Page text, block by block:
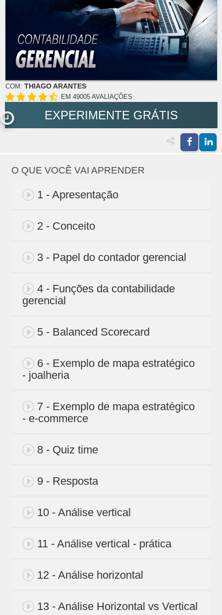
COM: THIAGO ARANTES
EM 49005 AVALIAÇÕES
EXPERIMENTE GRÁTIS
O QUE VOCÊ VAI APRENDER
1 - Apresentação
2 - Conceito
3 - Papel do contador gerencial
4 - Funções da contabilidade
gerencial
5 - Balanced Scorecard
6 - Exemplo de mapa estratégico
- joalheria
7 - Exemplo de mapa estratégico
- e-commerce
8 - Quiz time
9 - Resposta
10 - Análise vertical
11 - Análise vertical - prática
12 - Análise horizontal
13 - Análise Horizontal vs Vertical